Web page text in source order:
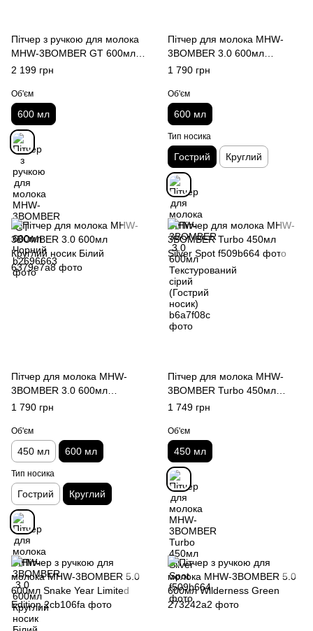
Пітчер з ручкою для молока
MHW-3BOMBER GT 600мл
Чорний
2 199 грн
Об'єм
600 мл
Пітчер для молока MHW-
3BOMBER 3.0 600мл
Текстурований сірий
1 790 грн
Об'єм
600 мл
Тип носика
Гострий Круглий
Пітчер для молока MHW-
3BOMBER 3.0 600мл
Круглий носик Білий
1 790 грн
Об'єм
450 мл 600 мл
Тип носика
Гострий Круглий
Пітчер для молока MHW-
3BOMBER Turbo 450мл
Silver Spot
1 749 грн
Об'єм
450 мл